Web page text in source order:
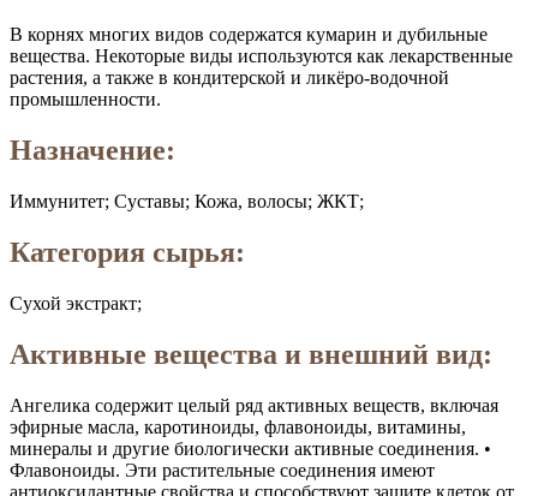
В корнях многих видов содержатся кумарин и дубильные
вещества. Некоторые виды используются как лекарственные
растения, а также в кондитерской и ликёро-водочной
промышленности.
Назначение:
Иммунитет; Суставы; Кожа, волосы; ЖКТ;
Категория сырья:
Сухой экстракт;
Активные вещества и внешний вид:
Ангелика содержит целый ряд активных веществ, включая
эфирные масла, каротиноиды, флавоноиды, витамины,
минералы и другие биологически активные соединения. •
Флавоноиды. Эти растительные соединения имеют
антиоксидантные свойства и способствуют защите клеток от